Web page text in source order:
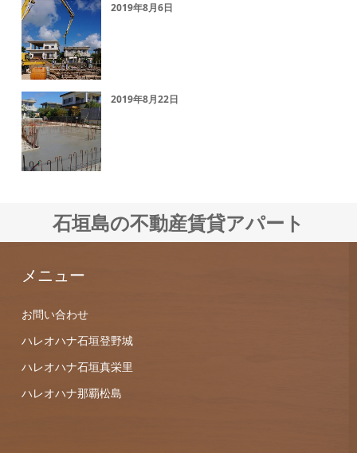
2019年8月6日
2019年8月22日
石垣島の不動産賃貸アパート
メニュー
お問い合わせ
ハレオハナ石垣登野城
ハレオハナ石垣真栄里
ハレオハナ那覇松島